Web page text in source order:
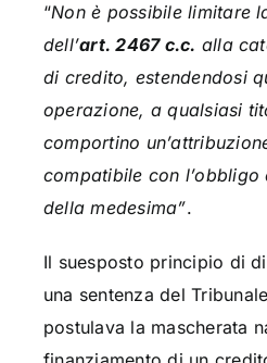
“Non è possibile limitare
dell’art. 2467 c.c. alla
di credito, estendendosi
operazione, a qualsiasi
comportino
compatibile con
della medesima”.
Il suesposto principio di
una sentenza del
postulava la mascherata